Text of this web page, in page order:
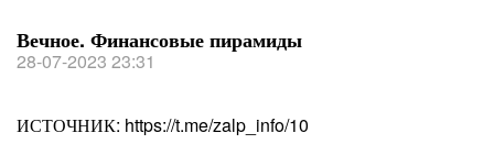
Вечное. Финансовые пирамиды
28-07-2023 23:31
ИСТОЧНИК: https://t.me/zalp_info/10